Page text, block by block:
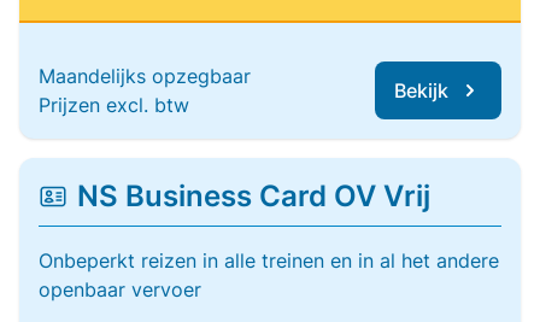
Maandelijks opzegbaar
Prijzen excl. btw
Bekijk
NS Business Card OV Vrij
Onbeperkt reizen in alle treinen en in al het andere
openbaar vervoer